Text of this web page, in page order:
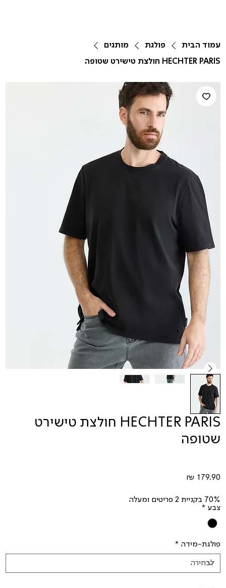
עמוד הבית פולגת
מותגים
HECHTER PARIS חולצת טישירט שטופה
HECHTER PARIS חולצת טישירט
שטופה
70% בקניית 2 פריטים ומעלה
צבע *
פולגת-מידה *